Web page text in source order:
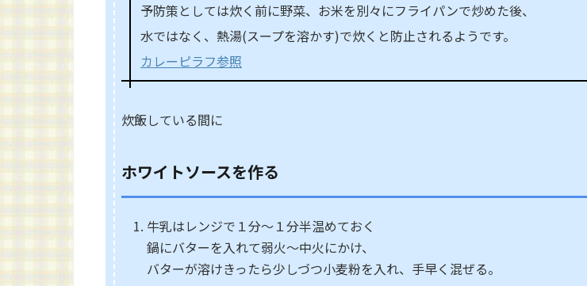
予防策としては炊く前に野菜、お米を別々にフライパンで炒めた後、
水ではなく、熱湯(スープを溶かす)で炊くと防止されるようです。
カレーピラフ参照
炊飯している間に
ホワイトソースを作る
牛乳はレンジで１分～１分半温めておく
鍋にバターを入れて弱火～中火にかけ、
バターが溶けきったら少しづつ小麦粉を入れ、手早く混ぜる。